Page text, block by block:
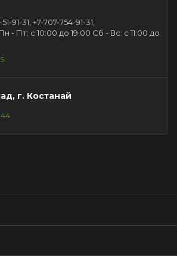
91-31, +7-707-754-91-31,
- Пт: с 10:00 до 19:00 Сб - Вс: с 11:00 до
г. Костанай
44